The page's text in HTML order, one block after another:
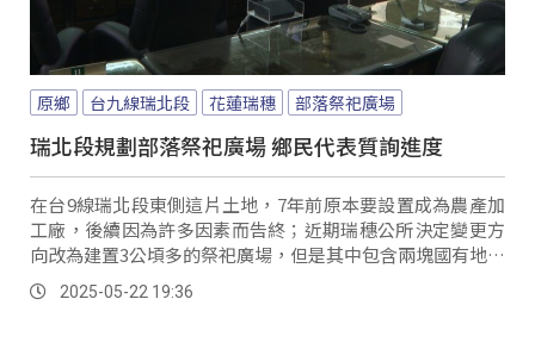
原鄉 台九線瑞北段 花蓮瑞穗 部落祭祀廣場
瑞北段規劃部落祭祀廣場 鄉民代表質詢進度
在台9線瑞北段東側這片土地，7年前原本要設置成為農產加
工廠，後續因為許多因素而告終；近期瑞穗公所決定變更方
向改為建置3公頃多的祭祀廣場，但是其中包含兩塊國有地以
及一塊原保地，目前還在取得撥用階段。
2025-05-22 19:36